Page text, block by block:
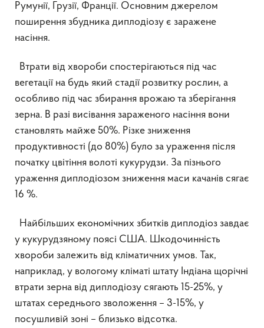
Румунії, Грузії, Франції. Основним джерелом
поширення збудника диплодіозу є заражене
насіння.
Втрати від хвороби спостерігаються під час
вегетації на будь який стадії розвитку рослин, а
особливо під час збирання врожаю та зберігання
зерна. В разі висівання зараженого насіння вони
становлять майже 50%. Різке зниження
продуктивності (до 80%) було за ураження після
початку цвітіння волоті кукурудзи. За пізнього
ураження диплодіозом зниження маси качанів сягає
16 %.
Найбільших економічних збитків диплодіоз завдає
у кукурудзяному поясі США. Шкодочинність
хвороби залежить від кліматичних умов. Так,
наприклад, у вологому кліматі штату Індіана щорічні
втрати зерна від диплодіозу сягають 15-25%, у
штатах середнього зволоження – 3-15%, у
посушливій зоні – близько відсотка.